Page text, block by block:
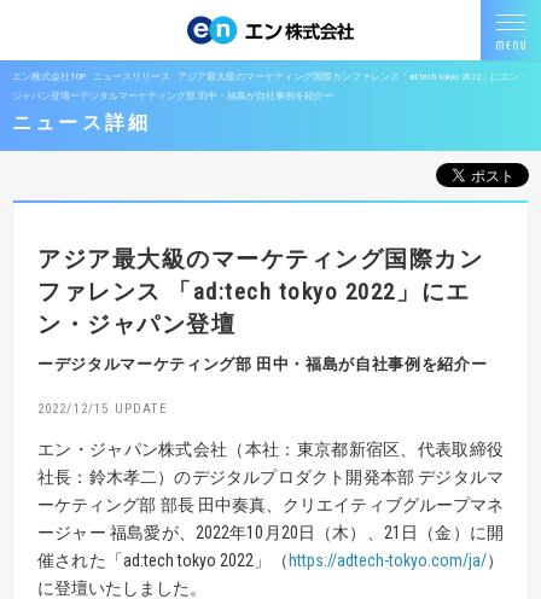
エン株式会社TOP ニュースリリース
アジア最大級のマーケティング国際カンファレンス「ad:tech tokyo 2022」にエン・
ジャパン登壇ーデジタルマーケティング部 田中・福島が自社事例を紹介ー
ニュース詳細
アジア最大級のマーケティング国際カン
ファレンス
「ad:tech tokyo 2022」にエ
ン・ジャパン登壇
ーデジタルマーケティング部 田中・福島が自社事例を紹介ー
2022/12/15
エン・ジャパン株式会社（本社：東京都新宿区、代表取締役
社長：鈴木孝二）のデジタルプロダクト開発本部 デジタルマ
ーケティング部 部長 田中奏真、クリエイティブグループマネ
ージャー 福島愛が、2022年10月20日（木）、21日（金）に開
催された「ad:tech tokyo 2022」（https://adtech-tokyo.com/ja/）
に登壇いたしました。